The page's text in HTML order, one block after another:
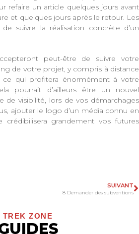
refaire un article quelques jours avant
et quelques jours après le retour. Les
suivre la réalisation concrète d’un
peut-être de suivre votre
de votre projet, y compris à distance
ce qui profitera énormément à votre
pourrait d’ailleurs être un nouvel
de visibilité, lors de vos démarchages
ajouter le logo d’un média connu en
crédibilisera grandement vos futures
SUIVANT
8 Demander des subventions
TREK ZONE